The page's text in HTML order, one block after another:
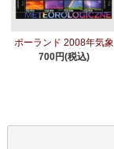
ポーランド 2008年気象
700円(税込)